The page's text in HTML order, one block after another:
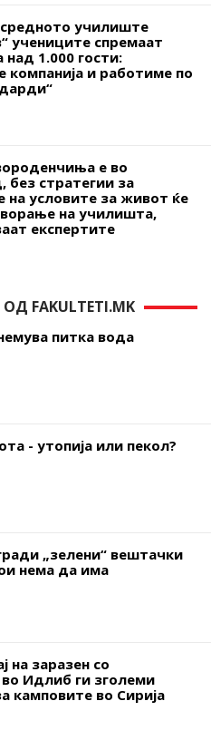
средното училиште
учениците спремаат
над 1.000 гости:
компанија и работиме по
е во
без стратегии за
на условите за живот ќе
на училишта,
експертите
FAKULTETI.MK
питка вода
- утопија или пекол?
„зелени“ вештачки
нема да има
на заразен со
Идлиб ги зголеми
камповите во Сирија